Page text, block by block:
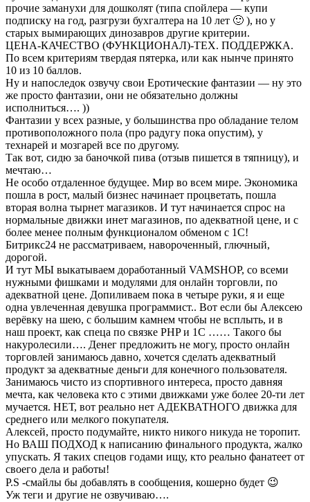
прочие заманухи для дошколят (типа спойлера — купи
подписку на год, разгрузи бухгалтера на 10 лет 🙂 ), но у
старых вымирающих динозавров другие критерии.
ЦЕНА-КАЧЕСТВО (ФУНКЦИОНАЛ)-ТЕХ. ПОДДЕРЖКА.
По всем критериям твердая пятерка, или как нынче принято
10 из 10 баллов.
Ну и напоследок озвучу свои Еротические фантазии — ну это
же просто фантазии, они не обязательно должны
исполниться…. ))
Фантазии у всех разные, у большинства про обладание телом
противоположного пола (про радугу пока опустим), у
технарей и мозгарей все по другому.
Так вот, сидю за баночкой пива (отзыв пишется в тяпницу), и
мечтаю…
Не особо отдаленное будущее. Мир во всем мире. Экономика
пошла в рост, малый бизнес начинает процветать, пошла
вторая волна тырнет магазиков. И тут начинается спрос на
нормальные движки инет магазинов, по адекватной цене, и с
более менее полным функционалом обменом с 1С!
Битрикс24 не рассматриваем, навороченный, глючный,
дорогой.
И тут МЫ выкатываем доработанный VAMSHOP, со всеми
нужными фишками и модулями для онлайн торговли, по
адекватной цене. Допиливаем пока в четыре руки, я и еще
одна увлеченная девушка программист.. Вот если бы Алексею
верёвку на шею, с большим камнем чтобы не всплыть, и в
наш проект, как спеца по связке PHP и 1С …… Такого бы
накуролесили…. Денег предложить не могу, просто онлайн
торговлей занимаюсь давно, хочется сделать адекватный
продукт за адекватные деньги для конечного пользователя.
Занимаюсь чисто из спортивного интереса, просто давняя
мечта, как человека кто с этими движками уже более 20-ти лет
мучается. НЕТ, вот реально нет АДЕКВАТНОГО движка для
среднего или мелкого покупателя.
Алексей, просто подумайте, никто никого никуда не торопит.
Но ВАШ ПОДХОД к написанию финального продукта, жалко
упускать. Я таких спецов годами ищу, кто реально фанатеет от
своего дела и работы!
P.S -смайлы бы добавлять в сообщения, кошерно будет 😉
Уж теги и другие не озвучиваю….